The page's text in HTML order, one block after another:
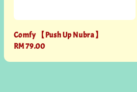
Comfy 【Push Up Nubra】
Regular
RM 79.00